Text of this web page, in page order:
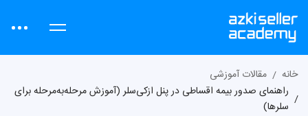
خانه
مقالات آموزشی
راهنمای صدور بیمه اقساطی در پنل ازکی‌سلر (آموزش مرحله‌به‌مرحله برای
سلرها)